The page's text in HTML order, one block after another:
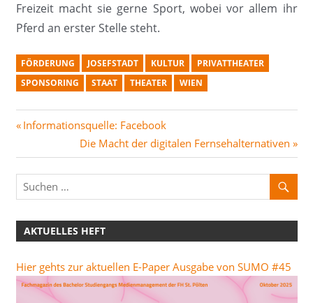
Freizeit macht sie gerne Sport, wobei vor allem ihr
Pferd an erster Stelle steht.
FÖRDERUNG JOSEFSTADT KULTUR
PRIVATTHEATER
SPONSORING
STAAT THEATER WIEN
Beitragsnavigation
Vorheriger
Informationsquelle: Facebook
Nächster
Beitrag:
Die Macht der digitalen Fernsehalternativen
AKTUELLES HEFT
Hier gehts zur aktuellen E-Paper Ausgabe von SUMO #45